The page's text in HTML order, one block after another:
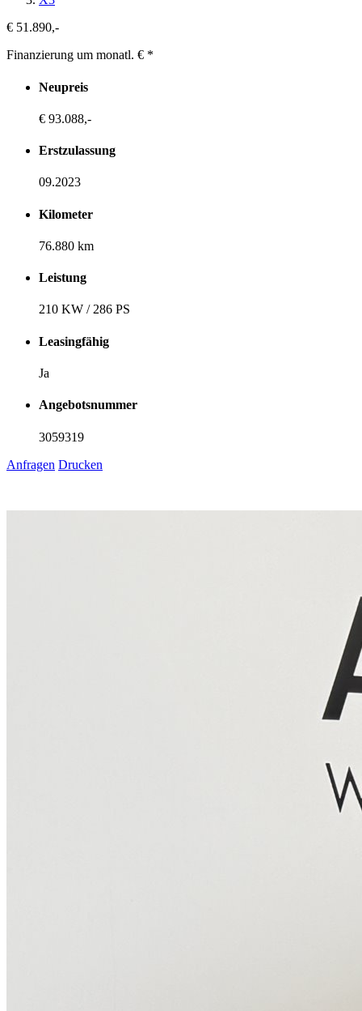
€ 51.890,-
Finanzierung um monatl. € *
Neupreis
€ 93.088,-
Erstzulassung
09.2023
Kilometer
76.880 km
Leistung
210 KW / 286 PS
Leasingfähig
Ja
Angebotsnummer
3059319
Anfragen Drucken